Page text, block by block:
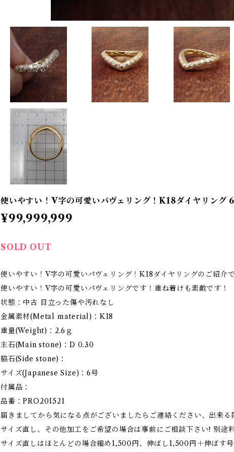
使いやすい！V字の可愛いパヴェリング！K18ダイヤリング
¥99,999,999
SOLD OUT
使いやすい！V字の可愛いパヴェリング！K18ダイヤリングのご紹介で
使いやすい！V字の可愛いパヴェリングです！重ね着けも素敵です！
状態：中古 目立った傷や汚れなし
金属素材(Metal material)：K18
重量(Weight)：2.6ｇ
主石(Main stone)：D 0.30
脇石(Side stone)：
サイズ(Japanese Size)：6号
付属品：
品番：PRO201521
届きましてから気になる点がございましたらご連絡ください、出来る
サイズ直し、その他加工をご希望の場合は事前にご相談下さい! 別途
サイズ直しはほとんどの場合縮め1,500円、伸ばし1,500円＋伸ばす